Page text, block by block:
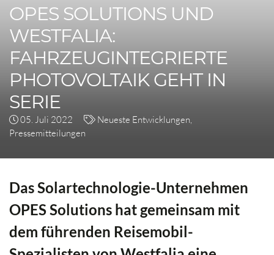
OPES SOLUTIONS UND
WESTFALIA:
FAHRZEUGINTEGRIERTE
PHOTOVOLTAIK GEHT IN
SERIE
05. Juli 2022 Neueste Entwicklungen,
Pressemitteilungen
Das Solartechnologie-Unternehmen
OPES Solutions hat gemeinsam mit
dem führenden Reisemobil-